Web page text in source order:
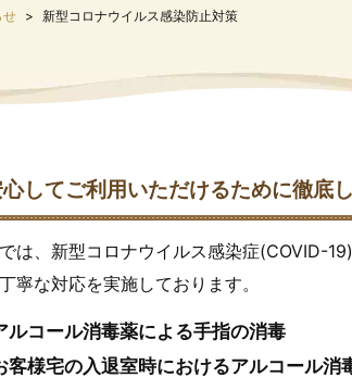
せ 新型コロナウイルス感染防止対策
してご利用いただけるために徹底
は、新型コロナウイルス感染症(COVID-
寧な対応を実施しております。
コール消毒薬による手指の消毒
様宅の入退室時におけるアルコール消